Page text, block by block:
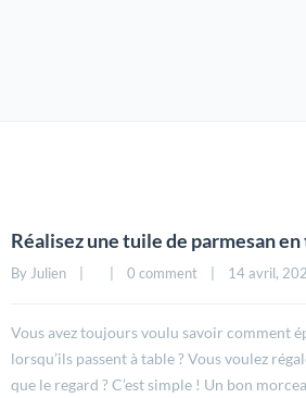
Réalisez une tuile de parmesan
By Julien 0 comment 14 avril,
Vous avez toujours voulu savoir comment
lorsqu’ils passent à table ? Vous voulez
que le regard ? C’est simple ! Un bon